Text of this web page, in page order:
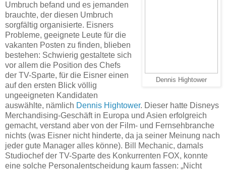
Dennis Hightower
Umbruch befand und es jemanden
brauchte, der diesen Umbruch
sorgfältig organisierte. Eisners
Probleme, geeignete Leute für die
vakanten Posten zu finden, blieben
bestehen: Schwierig gestaltete sich
vor allem die Position des Chefs
der TV-Sparte, für die Eisner einen
auf den ersten Blick völlig
ungeeigneten Kandidaten
auswählte, nämlich Dennis Hightower. Dieser hatte Disneys
Merchandising-Geschäft in Europa und Asien erfolgreich
gemacht, verstand aber von der Film- und Fernsehbranche
nichts (was Eisner nicht hinderte, da ja seiner Meinung nach
jeder gute Manager alles könne). Bill Mechanic, damals
Studiochef der TV-Sparte des Konkurrenten FOX, konnte
eine solche Personalentscheidung kaum fassen: „Nicht